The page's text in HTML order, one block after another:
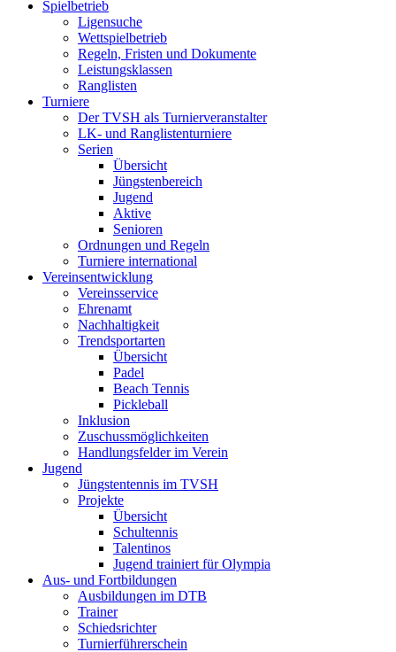
Spielbetrieb
Ligensuche
Wettspielbetrieb
Regeln, Fristen und Dokumente
Leistungsklassen
Ranglisten
Turniere
Der TVSH als Turnierveranstalter
LK- und Ranglistenturniere
Serien
Übersicht
Jüngstenbereich
Jugend
Aktive
Senioren
Ordnungen und Regeln
Turniere international
Vereinsentwicklung
Vereinsservice
Ehrenamt
Nachhaltigkeit
Trendsportarten
Übersicht
Padel
Beach Tennis
Pickleball
Inklusion
Zuschussmöglichkeiten
Handlungsfelder im Verein
Jugend
Jüngstentennis im TVSH
Projekte
Übersicht
Schultennis
Talentinos
Jugend trainiert für Olympia
Aus- und Fortbildungen
Ausbildungen im DTB
Trainer
Schiedsrichter
Turnierführerschein